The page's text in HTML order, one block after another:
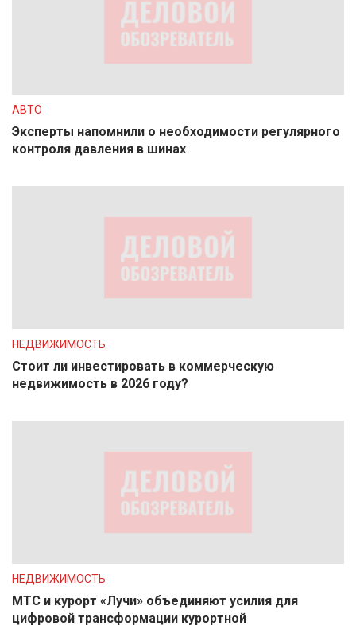
АВТО
Эксперты напомнили о необходимости регулярного
контроля давления в шинах
НЕДВИЖИМОСТЬ
Стоит ли инвестировать в коммерческую
недвижимость в 2026 году?
НЕДВИЖИМОСТЬ
МТС и курорт «Лучи» объединяют усилия для
цифровой трансформации курортной